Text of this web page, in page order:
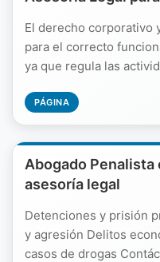
El derecho corporativo
para el correcto
ya que regula las
PÁGINA
Abogado Penalista
asesoría legal
Detenciones y prisión
y agresión Delitos
casos de drogas